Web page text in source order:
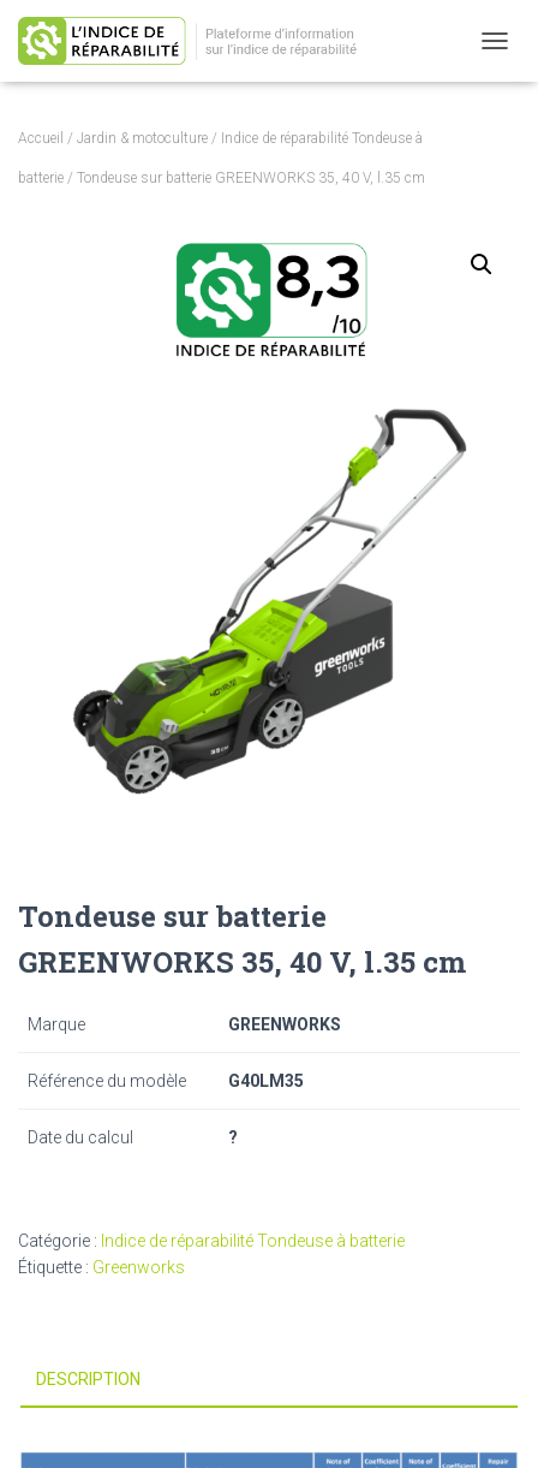
Accueil / Jardin & motoculture / Indice de réparabilité Tondeuse à
batterie / Tondeuse sur batterie GREENWORKS 35, 40 V, l.35 cm
Tondeuse sur batterie
GREENWORKS 35, 40 V, l.35 cm
Marque GREENWORKS
Référence du modèle G40LM35
Date du calcul ?
Catégorie : Indice de réparabilité Tondeuse à batterie
Étiquette : Greenworks
DESCRIPTION